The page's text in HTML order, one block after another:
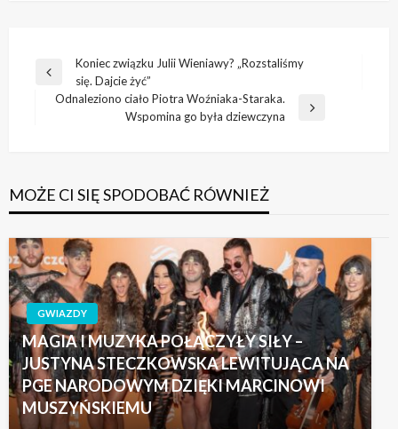
Nawigacja
wpisu
Poprzedni
wpis
Koniec związku Julii Wieniawy? „Rozstaliśmy
się. Dajcie żyć”
Odnaleziono ciało Piotra Woźniaka-Staraka.
Wspomina go była dziewczyna
MOŻE CI SIĘ SPODOBAĆ RÓWNIEŻ
GWIAZDY
MAGIA I MUZYKA POŁĄCZYŁY SIŁY –
JUSTYNA STECZKOWSKA LEWITUJĄCA NA
PGE NARODOWYM DZIĘKI MARCINOWI
MUSZYŃSKIEMU